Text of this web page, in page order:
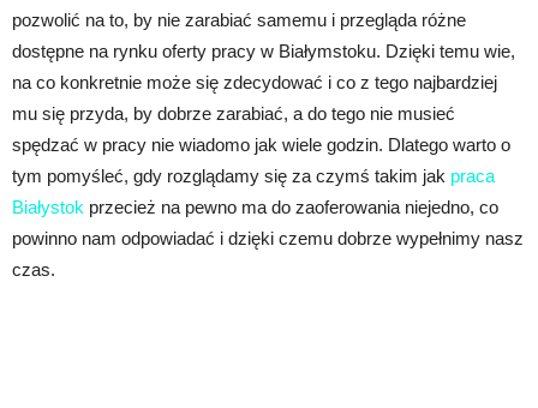
pozwolić na to, by nie zarabiać samemu i przegląda różne
dostępne na rynku oferty pracy w Białymstoku. Dzięki temu wie,
na co konkretnie może się zdecydować i co z tego najbardziej
mu się przyda, by dobrze zarabiać, a do tego nie musieć
spędzać w pracy nie wiadomo jak wiele godzin. Dlatego warto o
tym pomyśleć, gdy rozglądamy się za czymś takim jak praca
Białystok przecież na pewno ma do zaoferowania niejedno, co
powinno nam odpowiadać i dzięki czemu dobrze wypełnimy nasz
czas.